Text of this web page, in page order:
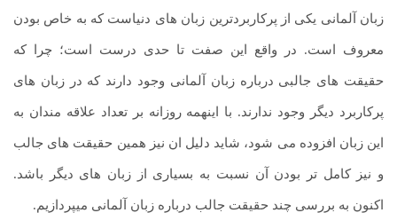
زبان آلمانی یکی از پرکاربردترین زبان های دنیاست که به خاص بودن
معروف است. در واقع این صفت تا حدی درست است؛ چرا که
حقیقت های جالبی درباره زبان آلمانی وجود دارند که در زبان های
پرکاربرد دیگر وجود ندارند. با اینهمه روزانه بر تعداد علاقه مندان به
این زبان افزوده می شود، شاید دلیل ان نیز همین حقیقت های جالب
و نیز کامل تر بودن آن نسبت به بسیاری از زبان های دیگر باشد.
اکنون به بررسی چند حقیقت جالب درباره زبان آلمانی میپردازیم.